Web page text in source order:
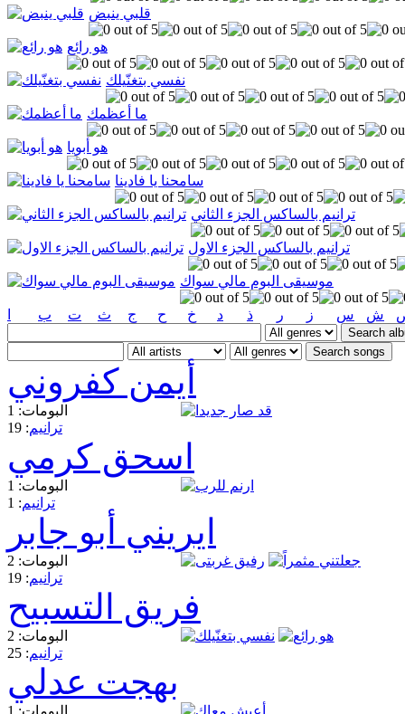
قلبي ينبض
هو رائع
نفسي بتغنّيلك
ما أعظمك
هو أبويا
سامحنا يا فادينا
ترانيم بالساكس الجزء الثاني
ترانيم بالساكس الجزء الاول
موسيقى البوم مالي سواك
ب ت ث ج ح خ د ذ ر ز س ش
أيمن كفروني
البومات: 1
ترانيم: 19
اسحق كرمي
البومات: 1
ترانيم: 1
ايريني أبو جابر
البومات: 2
ترانيم: 19
فريق التسبيح
البومات: 2
ترانيم: 25
بهجت عدلي
البومات: 1